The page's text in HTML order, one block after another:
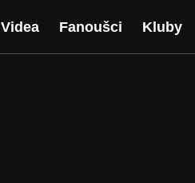
Videa Fanoušci Kluby